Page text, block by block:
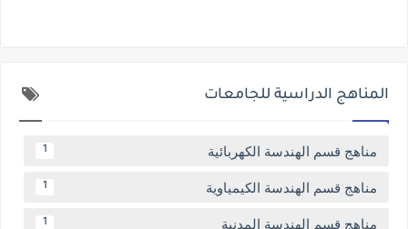
المناهج الدراسية للجامعات
مناهج قسم الهندسة الكهربائية 1
مناهج قسم الهندسة الكيمياوية 1
مناهج قسم الهندسة المدنية 1